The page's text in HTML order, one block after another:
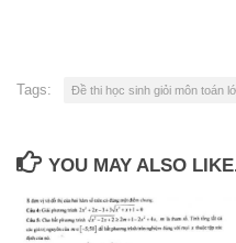
Tags: Đề thi học sinh giỏi môn toán
YOU MAY ALSO